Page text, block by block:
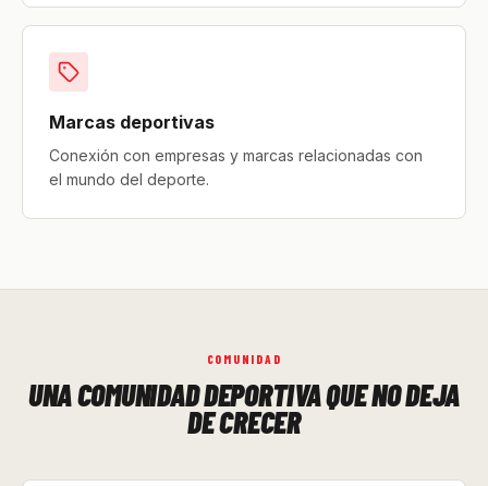
Marcas deportivas
Conexión con empresas y marcas relacionadas con
el mundo del deporte.
COMUNIDAD
UNA COMUNIDAD DEPORTIVA QUE NO DEJA
DE CRECER